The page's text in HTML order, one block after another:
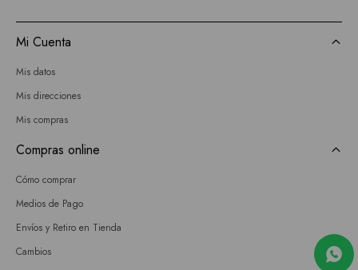
Mi Cuenta
Mis datos
Mis direcciones
Mis compras
Compras online
Cómo comprar
Medios de Pago
Envíos y Retiro en Tienda
Cambios